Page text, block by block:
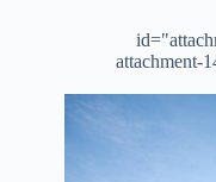
attachment-